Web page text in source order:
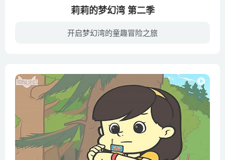
莉莉的梦幻湾 第二季
开启梦幻湾的童趣冒险之旅